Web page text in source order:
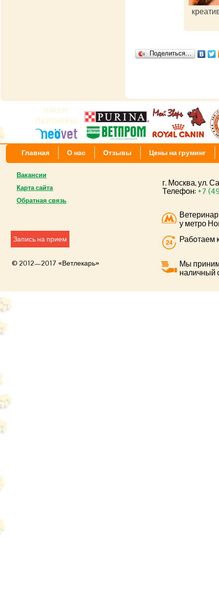
Поделиться…
Главная О нас Отзывы Цены на груминг
Вакансии
Карта сайта
Обратная связь
Запись на прием
© 2012—2017 «Ветлекарь»
г. Москва, ул.
Телефон:+7
у метро
Работаем
Мы
наличный